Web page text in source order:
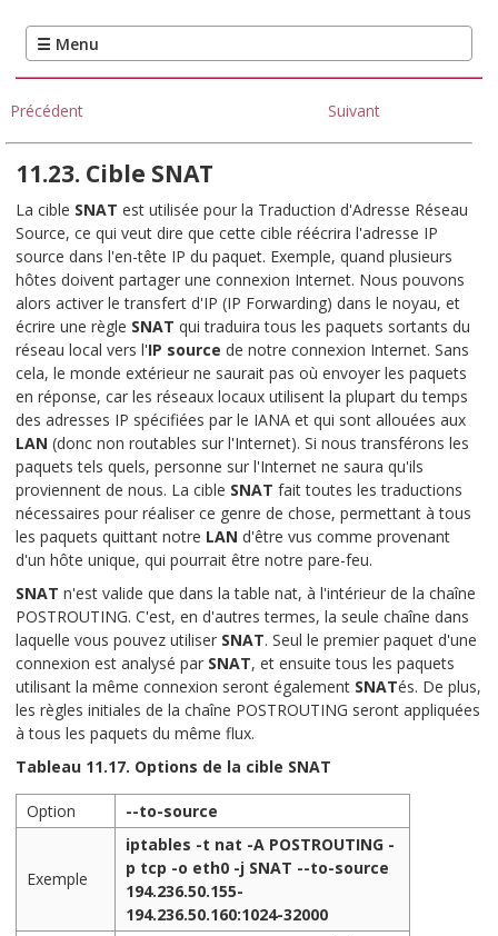
Précédent Suivant
11.23. Cible SNAT
La cible SNAT est utilisée pour la Traduction d'Adresse Réseau
Source, ce qui veut dire que cette cible réécrira l'adresse IP
source dans l'en-tête IP du paquet. Exemple, quand plusieurs
hôtes doivent partager une connexion Internet. Nous pouvons
alors activer le transfert d'IP (IP Forwarding) dans le noyau, et
écrire une règle SNAT qui traduira tous les paquets sortants du
réseau local vers l'IP source de notre connexion Internet. Sans
cela, le monde extérieur ne saurait pas où envoyer les paquets
en réponse, car les réseaux locaux utilisent la plupart du temps
des adresses IP spécifiées par le IANA et qui sont allouées aux
LAN (donc non routables sur l'Internet). Si nous transférons les
paquets tels quels, personne sur l'Internet ne saura qu'ils
proviennent de nous. La cible SNAT fait toutes les traductions
nécessaires pour réaliser ce genre de chose, permettant à tous
les paquets quittant notre LAN d'être vus comme provenant
d'un hôte unique, qui pourrait être notre pare-feu.
SNAT n'est valide que dans la table nat, à l'intérieur de la chaîne
POSTROUTING. C'est, en d'autres termes, la seule chaîne dans
laquelle vous pouvez utiliser SNAT. Seul le premier paquet d'une
connexion est analysé par SNAT, et ensuite tous les paquets
utilisant la même connexion seront également SNATés. De plus,
les règles initiales de la chaîne POSTROUTING seront appliquées
à tous les paquets du même flux.
Tableau 11.17. Options de la cible SNAT
Option --to-source
Exemple
iptables -t nat -A POSTROUTING -
p tcp -o eth0 -j SNAT --to-source
194.236.50.155-
194.236.50.160:1024-32000